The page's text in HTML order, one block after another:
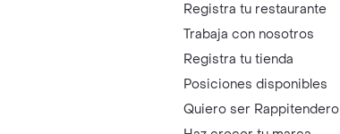
Registra tu restaurante
Trabaja con nosotros
Registra tu tienda
Posiciones disponibles
Quiero ser Rappitendero